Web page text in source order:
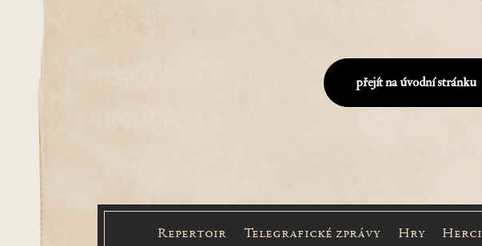
přejít na úvodní stránku
Repertoir Telegrafické zprávy Hry Herci